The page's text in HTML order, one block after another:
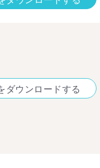
ダウンロードする